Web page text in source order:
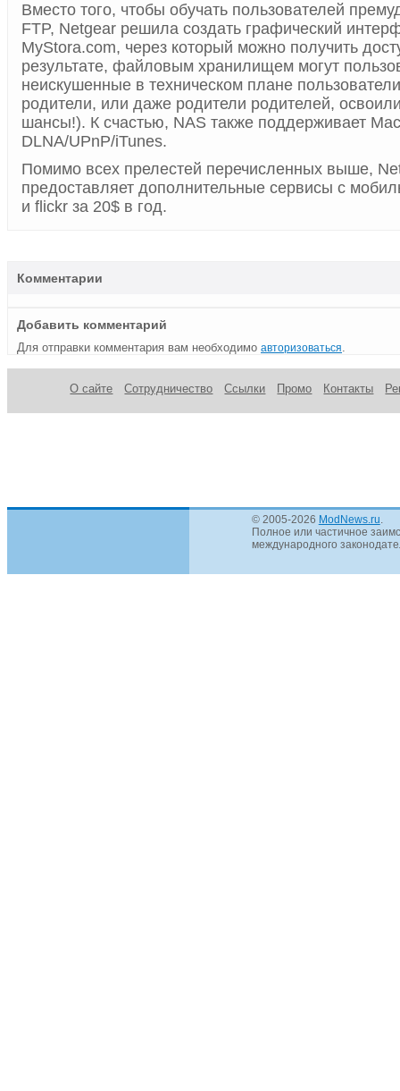
Вместо того, чтобы обучать пользователей
FTP, Netgear решила создать графический
MyStora.com, через который можно получить
результате, файловым хранилищем могут
неискушенные в техническом плане
родители, или даже родители родителей,
шансы!). К счастью, NAS также поддерживает
DLNA/UPnP/iTunes.
Помимо всех прелестей перечисленных выше,
предоставляет дополнительные сервисы с
и flickr за 20$ в год.
Комментарии
Добавить комментарий
Для отправки комментария вам необходимо авторизоваться
О сайте Сотрудничество Ссылки Промо Контакты
© 2005-2026 ModNews.ru
Полное или частичное
международного